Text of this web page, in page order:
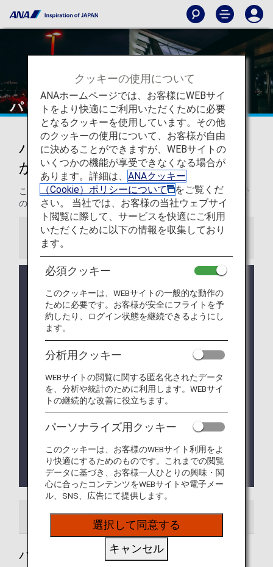
パリ - シャルル・ド・ゴール空港
パリ - シャルル・ド・ゴール空港
からの発着
このページでは、シャルル・ド・ゴール空港から目的地まで
の役立つ情報をご紹介します。
お知らせ
ナル1から出発、到着します。
2023年10月13日より、スターアライアンスラウン
ジは免税店エリア3階に移転いたします。
EU加盟国における新たな出入域システム（EES）の
運用について
新たな出入域システム（EES）の運用が2025年10
月12日から開始されます。
EESを導入する欧州諸国は、同システムの対外国境
つまり、国境通過地点におけるデータ収集は段階的
に始まり、2026年4月10日までに全面的に実施され
る予定です。
詳細についてはEUウェブサイト
をご覧くださ
い。
空港ガイド ご案内
パリ - シャルル・ド・ゴール空港ガイド
クッキーの使用について
ANAホームページでは、お客様にWEBサイ
トをより快適にご利用いただくために必要
となるクッキーを使用しています。その他
のクッキーの使用について、お客様が自由
に決めることができますが、WEBサイトの
いくつかの機能が享受できなくなる場合が
あります。詳細は、 ANAクッキー
（Cookie）ポリシーについて
をご覧くだ
さい。 当社では、お客様の当社ウェブサイ
ト閲覧に際して、サービスを快適にご利用
いただくために以下の情報を収集しており
ます。
必須クッキー
このクッキーは、WEBサイトの一般的な動作の
ために必要です。お客様が安全にフライトを予
約したり、ログイン状態を継続できるようにし
ます。
分析用クッキー
WEBサイトの閲覧に関する匿名化されたデータ
を、分析や統計のために利用します。WEBサイ
トの継続的な改善に役立ちます。
パーソナライズ用クッキー
このクッキーは、お客様のWEBサイト利用をよ
り快適にするためのものです。これまでの閲覧
データに基づき、お客様一人ひとりの興味・関
心に合ったコンテンツをWEBサイトや電子メー
ル、SNS、広告にて提供します。
選択して同意する
キャンセル